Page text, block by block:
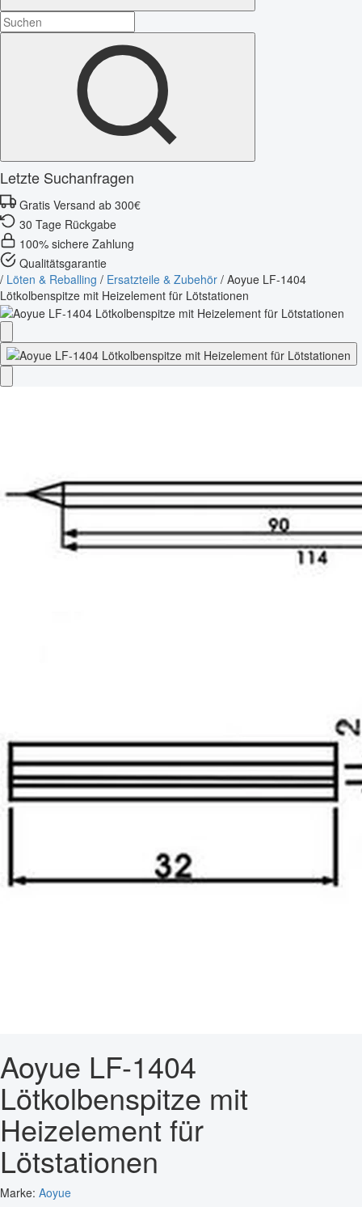
Letzte Suchanfragen
Gratis Versand ab 300€
30 Tage Rückgabe
100% sichere Zahlung
Qualitätsgarantie
/ Löten & Reballing / Ersatzteile & Zubehör / Aoyue LF-1404
Lötkolbenspitze mit Heizelement für Lötstationen
Aoyue LF-1404
Lötkolbenspitze mit
Heizelement für
Lötstationen
Marke: Aoyue